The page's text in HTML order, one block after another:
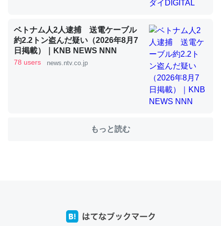
これを元に考えるとカルシウムを大量に使う脊椎動物と貝
類は苦労してるんだな…。腹足類だと殻を無くしてナメク
ジになったり努力してるし。
─ニュース :: 【研究発表】昆虫学の大問題＝「昆虫はなぜ海にいな
ベトナム人2人逮捕 送電ケーブル
約2.2トン盗んだ疑い（2026年8月7
日掲載）｜KNB NEWS NNN
78 users news.ntv.co.jp
もっと読む